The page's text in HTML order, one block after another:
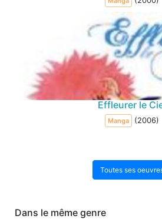
Effleurer le
Manga (2006)
Toutes ses
Dans le même genre